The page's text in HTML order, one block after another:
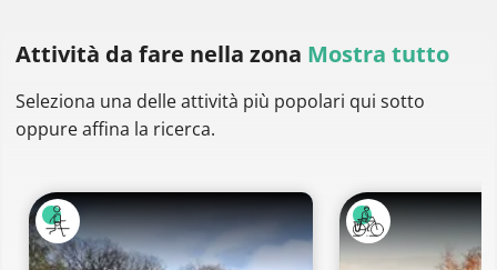
Attività da fare nella zona Mostra tutto
Seleziona una delle attività più popolari qui sotto
oppure affina la ricerca.